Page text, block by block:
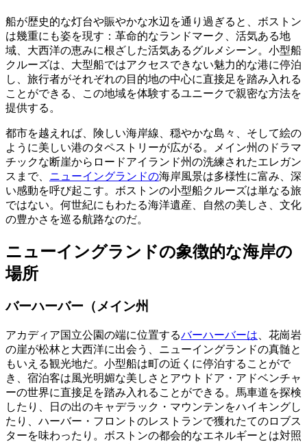
船が歴史的な灯台や賑やかな水辺を通り過ぎると、ボストン
は幾重にも姿を現す：革命的なランドマーク、活気ある地
域、大西洋の恵みに根ざした活気あるグルメシーン。小型船
クルーズは、大型船ではアクセスできない魅力的な港に停泊
し、旅行者がそれぞれの目的地の中心に直接足を踏み入れる
ことができる、この地域を体験するユニークで親密な方法を
提供する。
都市を越えれば、険しい海岸線、穏やかな島々、そして絵の
ように美しい港のタペストリーが広がる。メイン州のドラマ
チックな断崖からロードアイランド州の洗練されたエレガン
スまで、 ニューイングランドの海岸風景は多様性に富み、深
い感動を呼び起こす。ボストンの小型船クルーズは単なる旅
ではない。何世紀にもわたる海洋遺産、自然の美しさ、文化
の豊かさを巡る航路なのだ。
ニューイングランドの象徴的な海岸の
場所
バーハーバー（メイン州
アカディア国立公園の端に位置するバーハーバーは 、花崗岩
の崖が松林と大西洋に出会う、ニューイングランドの真髄と
もいえる観光地だ。小型船は町の近くに停泊することがで
き、宿泊客は風光明媚な美しさとアウトドア・アドベンチャ
ーの世界に直接足を踏み入れることができる。馬車道を探検
したり、日の出のキャデラック・マウンテンをハイキングし
たり、ハーバー・フロントのレストランで獲れたてのロブス
ターを味わったり。ボストンの都会的なエネルギーとは対照